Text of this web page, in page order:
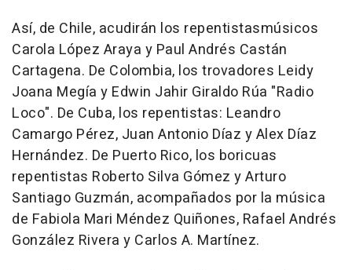
Así, de Chile, acudirán los repentistasmúsicos
Carola López Araya y Paul Andrés Castán
Cartagena. De Colombia, los trovadores Leidy
Joana Megía y Edwin Jahir Giraldo Rúa "Radio
Loco". De Cuba, los repentistas: Leandro
Camargo Pérez, Juan Antonio Díaz y Alex Díaz
Hernández. De Puerto Rico, los boricuas
repentistas Roberto Silva Gómez y Arturo
Santiago Guzmán, acompañados por la música
de Fabiola Mari Méndez Quiñones, Rafael Andrés
González Rivera y Carlos A. Martínez.